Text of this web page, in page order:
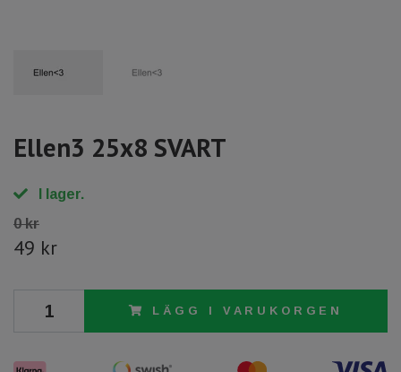
Ellen3 25x8 SVART
I lager.
0 kr
49 kr
LÄGG I VARUKORGEN